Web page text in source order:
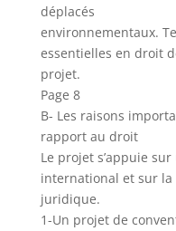
déplacés
environnementaux.
essentielles en droit
projet.
Page 8
B- Les raisons
rapport au droit
Le projet s’appuie
international et sur la
juridique.
1-Un projet de